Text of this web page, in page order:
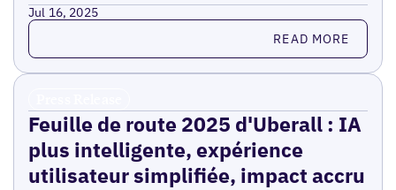
Jul 16, 2025
Read more READ MORE
Feuille de route 2025 d'Uberall : IA
plus intelligente, expérience
utilisateur simplifiée, impact accru